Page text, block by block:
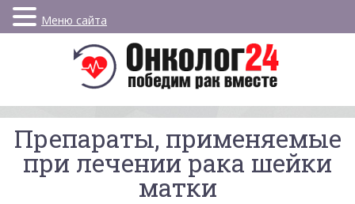
Препараты, применяемые
при лечении рака шейки
матки
Меню сайта